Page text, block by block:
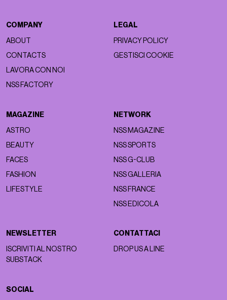
COMPANY
ABOUT
CONTACTS
LAVORA CON NOI
NSS FACTORY
LEGAL
PRIVACY POLICY
GESTISCI COOKIE
MAGAZINE
ASTRO
BEAUTY
FACES
FASHION
LIFESTYLE
NETWORK
NSS MAGAZINE
NSS SPORTS
NSS G-CLUB
NSS GALLERIA
NSS FRANCE
NSS EDICOLA
NEWSLETTER
ISCRIVITI AL NOSTRO
SUBSTACK
CONTATTACI
DROP US A LINE
SOCIAL